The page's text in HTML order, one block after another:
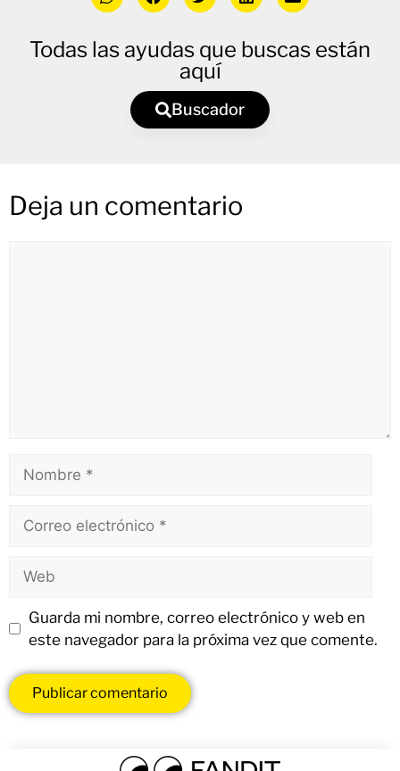
Todas las ayudas que buscas están
aquí
Buscador
Deja un comentario
Guarda mi nombre, correo electrónico y web en
este navegador para la próxima vez que comente.